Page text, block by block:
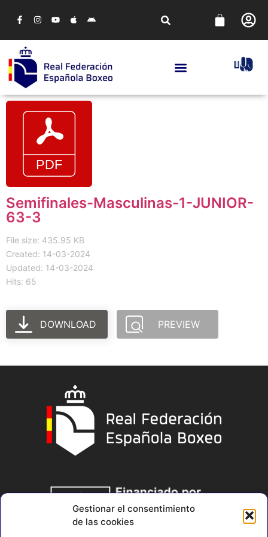
Gestionar el consentimiento
de las cookies
Semifinales-Masculinas-1-JUNIOR-
63-3
File size: 435.95 KB
Created: 14-03-2024
Updated: 14-03-2024
Hits: 65
DOWNLOAD PREVIEW